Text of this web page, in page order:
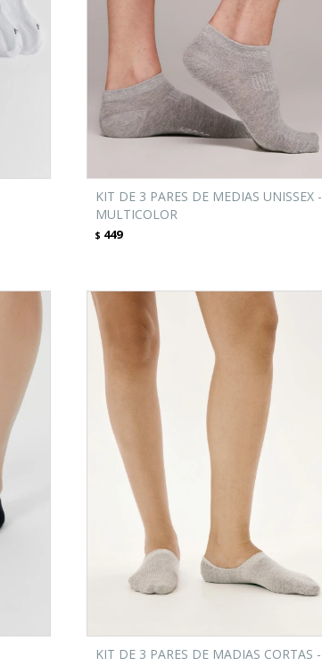
KIT DE 3 PARES DE MEDIAS UNISSEX -
MULTICOLOR
$ 449
KIT DE 3 PARES DE MADIAS CORTAS -